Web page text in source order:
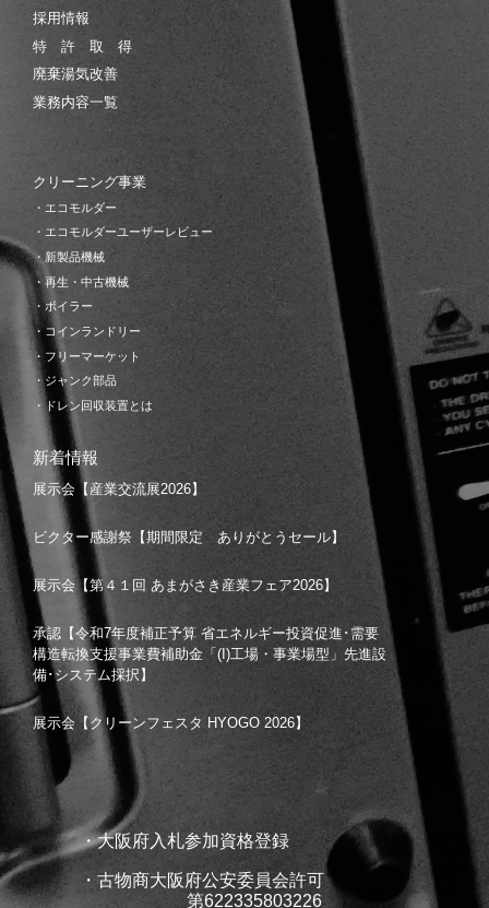
採用情報
特 許 取 得
廃棄湯気改善
業務内容一覧
クリーニング事業
・エコモルダー
・エコモルダーユーザーレビュー
・新製品機械
・再生・中古機械
・ボイラー
・コインランドリー
・フリーマーケット
・ジャンク部品
・ドレン回収装置とは
新着情報
展示会【産業交流展2026】
ビクター感謝祭【期間限定 ありがとうセール】
展示会【第４１回 あまがさき産業フェア2026】
承認【令和7年度補正予算 省エネルギー投資促進･需要
構造転換支援事業費補助金「(I)工場・事業場型」先進設
備･システム採択】
展示会【クリーンフェスタ HYOGO 2026】
・大阪府入札参加資格登録
・古物商大阪府公安委員会許可
第622335803226